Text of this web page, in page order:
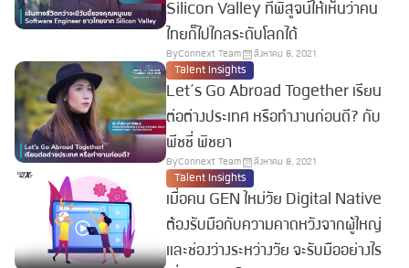
Silicon Valley ที่พิสูจน์ให้เห็นว่าคน
ไทยก็ไปไกลระดับโลกได้
ByConnext Team สิงหาคม 8, 2021
Talent Insights
Let’s Go Abroad Together เรียน
ต่อต่างประเทศ หรือทำงานก่อนดี? กับ
พีชชี่ พิชยา
ByConnext Team สิงหาคม 8, 2021
Talent Insights
เมื่อคน GEN ใหม่วัย Digital Native
ต้องรับมือกับความคาดหวังจากผู้ใหญ่
และช่องว่างระหว่างวัย จะรับมืออย่างไร